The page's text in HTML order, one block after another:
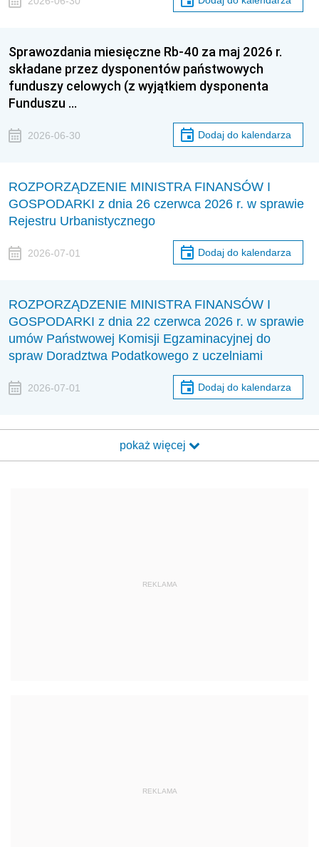
Sprawozdania miesięczne Rb-40 za maj 2026 r.
składane przez dysponentów państwowych
funduszy celowych (z wyjątkiem dysponenta
Funduszu …
2026-06-30 Dodaj do kalendarza
ROZPORZĄDZENIE MINISTRA FINANSÓW I
GOSPODARKI z dnia 26 czerwca 2026 r. w sprawie
Rejestru Urbanistycznego
2026-07-01 Dodaj do kalendarza
ROZPORZĄDZENIE MINISTRA FINANSÓW I
GOSPODARKI z dnia 22 czerwca 2026 r. w sprawie
umów Państwowej Komisji Egzaminacyjnej do
spraw Doradztwa Podatkowego z uczelniami
2026-07-01 Dodaj do kalendarza
pokaż więcej
REKLAMA
REKLAMA